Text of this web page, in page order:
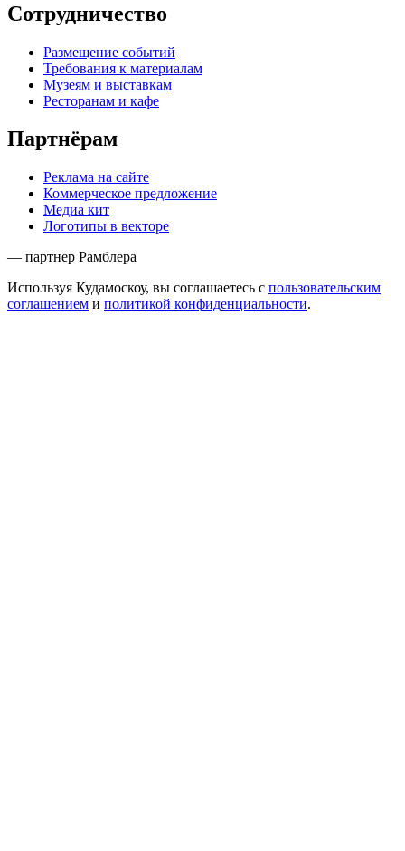
Сотрудничество
Размещение событий
Требования к материалам
Музеям и выставкам
Ресторанам и кафе
Партнёрам
Реклама на сайте
Коммерческое предложение
Медиа кит
Логотипы в векторе
— партнер Рамблера
Используя Кудамоскоу, вы соглашаетесь с пользовательским
соглашением и политикой конфиденциальности.